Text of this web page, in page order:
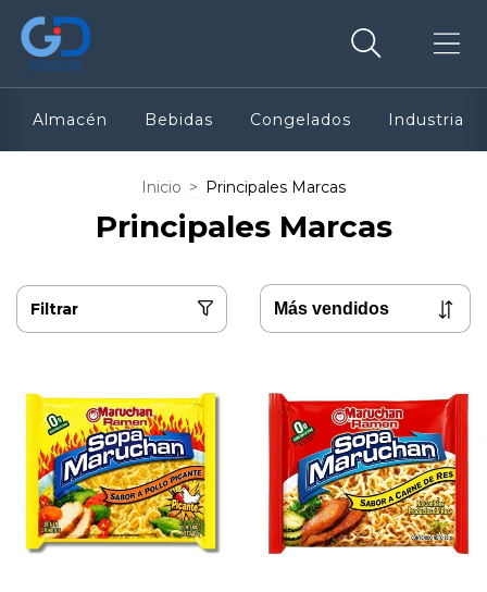
Almacén Bebidas Congelados Industria
Inicio > Principales Marcas
Principales Marcas
Filtrar